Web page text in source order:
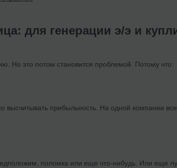
для генерации э/э и
Но это потом становится проблемой. Потому что:
прибыльность. На одной компании
поломка или еще что-нибудь. Или еще